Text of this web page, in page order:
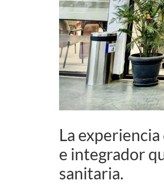
La
e integrador
sanitaria.